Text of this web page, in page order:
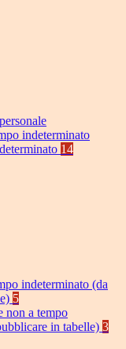
indeterminato
14
indeterminato (da
5
non a tempo
in tabelle) 3